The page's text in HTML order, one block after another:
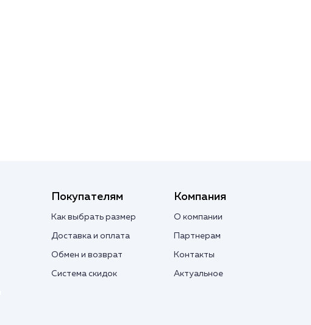
Покупателям
Как выбрать размер
Доставка и оплата
Обмен и возврат
Система скидок
Компания
О компании
Партнерам
Контакты
Актуальное